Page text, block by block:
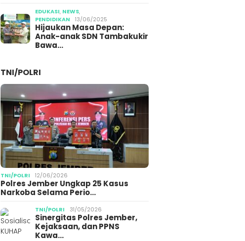
EDUKASI, NEWS,
PENDIDIKAN
13/06/2025
Hijaukan Masa Depan:
Anak-anak SDN Tambakukir
Bawa…
TNI/POLRI
TNI/POLRI 12/06/2026
Polres Jember Ungkap 25 Kasus
Narkoba Selama Perio…
TNI/POLRI 31/05/2026
Sinergitas Polres Jember,
Kejaksaan, dan PPNS
Kawa…